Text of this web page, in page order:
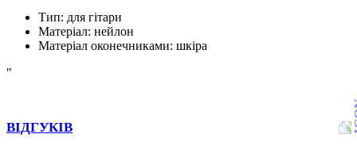
Тип: для гітари
Матеріал: нейлон
Матеріал оконечниками: шкіра
"
ВІДГУКІВ